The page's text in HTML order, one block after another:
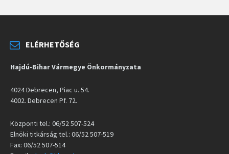
ELÉRHETŐSÉG
Hajdú-Bihar Vármegye Önkormányzata
4024 Debrecen, Piac u. 54.
4002. Debrecen Pf. 72.
Központi tel.: 06/52 507-524
Elnöki titkárság tel.: 06/52 507-519
Fax: 06/52 507-514